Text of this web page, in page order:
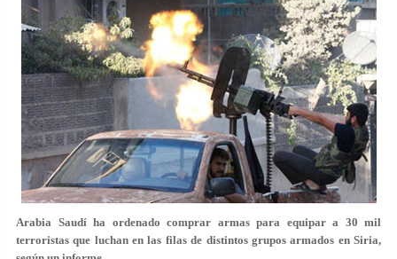
Arabia Saudí ha ordenado comprar armas para equipar a 30 mil
terroristas que luchan en las filas de distintos grupos armados en Siria,